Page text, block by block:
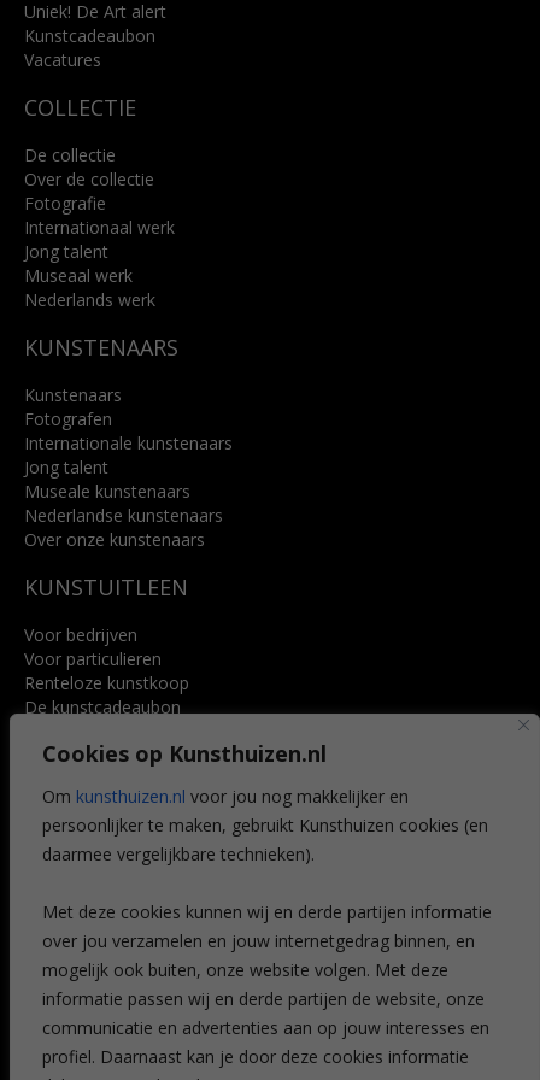
Cookies op Kunsthuizen.nl
Om kunsthuizen.nl voor jou nog makkelijker en
persoonlijker te maken, gebruikt Kunsthuizen cookies (en
daarmee vergelijkbare technieken).
Met deze cookies kunnen wij en derde partijen informatie
over jou verzamelen en jouw internetgedrag binnen, en
mogelijk ook buiten, onze website volgen. Met deze
informatie passen wij en derde partijen de website, onze
communicatie en advertenties aan op jouw interesses en
profiel. Daarnaast kan je door deze cookies informatie
Lees meer
Uniek! De Art alert
Kunstcadeaubon
Vacatures
COLLECTIE
De collectie
Over de collectie
Fotografie
Internationaal werk
Jong talent
Museaal werk
Nederlands werk
KUNSTENAARS
Kunstenaars
Fotografen
Internationale kunstenaars
Jong talent
Museale kunstenaars
Nederlandse kunstenaars
Over onze kunstenaars
KUNSTUITLEEN
Voor bedrijven
Voor particulieren
Renteloze kunstkoop
De kunstcadeaubon
Voordelen
Veelgestelde vragen
CONTACT
Leiden
Amsterdam
Breda
Favorieten
Mijn art alert